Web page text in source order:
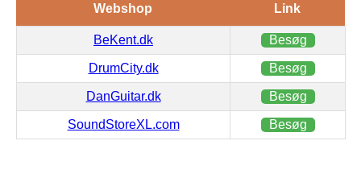
Webshop Link
BeKent.dk Besøg
DrumCity.dk Besøg
DanGuitar.dk Besøg
SoundStoreXL.com Besøg